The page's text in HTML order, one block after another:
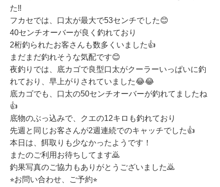
た‼️
フカセでは、口太が最大で53センチでした😊
40センチオーバーが良く釣れており
2桁釣られたお客さんも数多くいました👍
まだまだ釣れそうな気配です😊
夜釣りでは、底カゴで良型口太がクーラーいっぱいに釣
れており、早上がりされていました😂😂
底カゴでも、口太の50センチオーバーが釣れてましたね
👍
底物のぶっ込みで、クエの12キロも釣れており
先週と同じお客さんが2週連続でのキャッチでした👍
本日は、餌取りも少なかったようです！
またのご利用お待ちしてます🙇
釣果写真のご協力もありがとうございました🙇
⭐︎お問い合わせ、ご予約⭐︎